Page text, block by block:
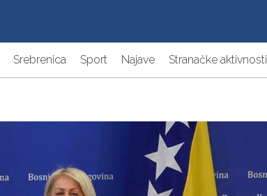
Srebrenica Sport Najave Stranačke aktivnosti